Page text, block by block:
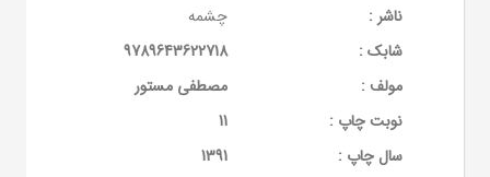
ناشر :
چشمه
شابک :
9789643622718
مولف :
مصطفی مستور
نوبت چاپ :
11
سال چاپ :
1391